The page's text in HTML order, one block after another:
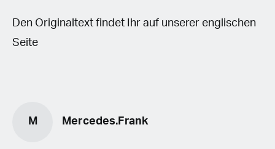
Den Originaltext findet Ihr auf unserer englischen
Seite
M Mercedes.Frank